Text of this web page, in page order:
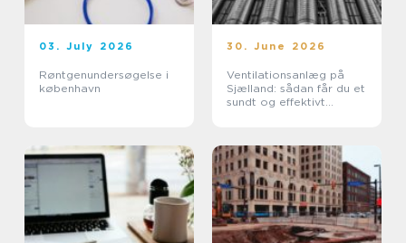
03. July 2026
Røntgenundersøgelse i
københavn
30. June 2026
Ventilationsanlæg på
Sjælland: sådan får du et
sundt og effektivt